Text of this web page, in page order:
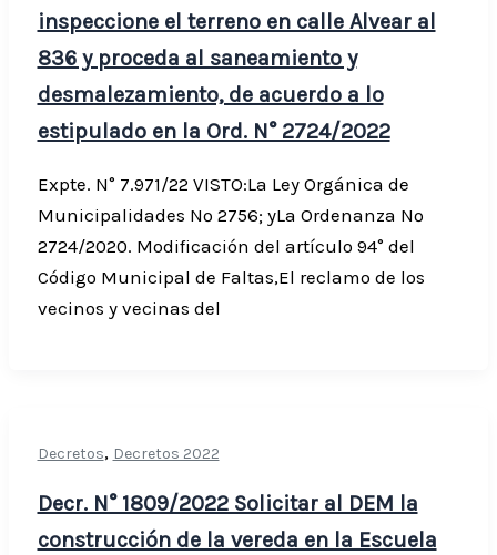
inspeccione el terreno en calle Alvear al
836 y proceda al saneamiento y
desmalezamiento, de acuerdo a lo
estipulado en la Ord. N° 2724/2022
Expte. N° 7.971/22 VISTO:La Ley Orgánica de
Municipalidades Nº 2756; yLa Ordenanza Nº
2724/2020. Modificación del artículo 94° del
Código Municipal de Faltas,El reclamo de los
vecinos y vecinas del
Decretos, Decretos 2022
Decr. N° 1809/2022 Solicitar al DEM la
construcción de la vereda en la Escuela